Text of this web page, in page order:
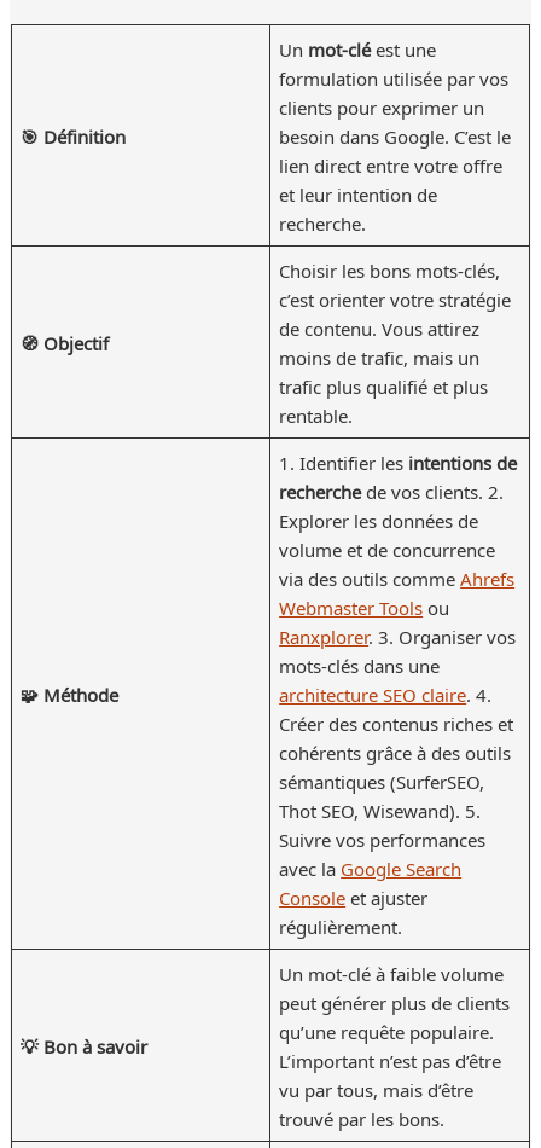
🎯 Définition
Un mot-cléest une
formulation utilisée par vos
clients pour exprimer un
besoin dans Google. C’est le
lien direct entre votre offre
et leur intention de
recherche.
🧭 Objectif
Choisir les bons mots-clés,
c’est orienter votre stratégie
de contenu. Vous attirez
moins de trafic, mais un
trafic plus qualifié et plus
rentable.
🧩 Méthode
1. Identifier lesintentions de
recherchede vos clients. 2.
Explorer les données de
volume et de concurrence
via des outils commeAhrefs
Webmaster Toolsou
Ranxplorer. 3. Organiser vos
mots-clés dans une
architecture SEO claire. 4.
Créer des contenus riches et
cohérents grâce à des outils
sémantiques (SurferSEO,
Thot SEO, Wisewand). 5.
Suivre vos performances
avec laGoogle Search
Consoleet ajuster
régulièrement.
💡 Bon à savoir
Un mot-clé à faible volume
peut générer plus de clients
qu’une requête populaire.
L’important n’est pas d’être
vu par tous, mais d’être
trouvé par les bons.